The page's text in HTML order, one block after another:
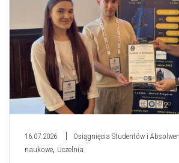
16.07.2026 Osiągnięcia Studentów i
naukowe, Uczelnia